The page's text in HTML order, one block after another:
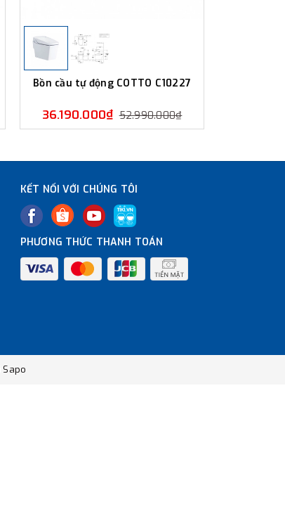
Bồn cầu tự động COTTO C10227
36.190.000₫ 52.990.000₫
KẾT NỐI VỚI CHÚNG TÔI
PHƯƠNG THỨC THANH TOÁN
Sapo